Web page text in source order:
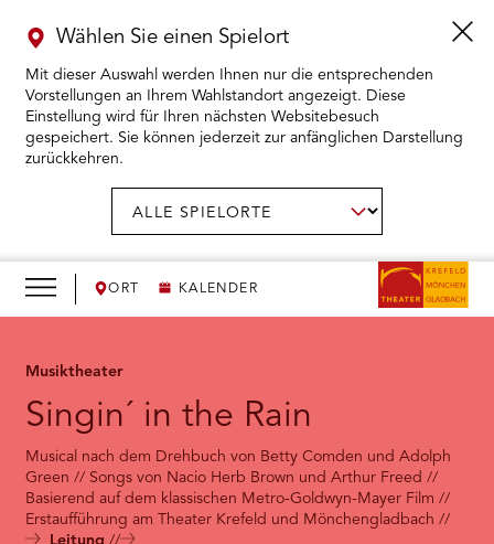
ORT KALENDER
Wählen Sie einen Spielort
Mit dieser Auswahl werden Ihnen nur die entsprechenden
Vorstellungen an Ihrem Wahlstandort angezeigt. Diese
Einstellung wird für Ihren nächsten Websitebesuch
gespeichert. Sie können jederzeit zur anfänglichen Darstellung
zurückkehren.
KARTENKAUF ÖFFNEN
WIR ÖFFNEN
DAS THEATER ÖFFNEN
THEATERPÄDAGOGIK ÖFFNEN
BESUCH ÖFFNEN
Musiktheater
Singin´ in the Rain
Musical nach dem Drehbuch von Betty Comden und Adolph
Green // Songs von Nacio Herb Brown und Arthur Freed //
Basierend auf dem klassischen Metro-Goldwyn-Mayer Film //
Erstaufführung am Theater Krefeld und Mönchengladbach
Leitung